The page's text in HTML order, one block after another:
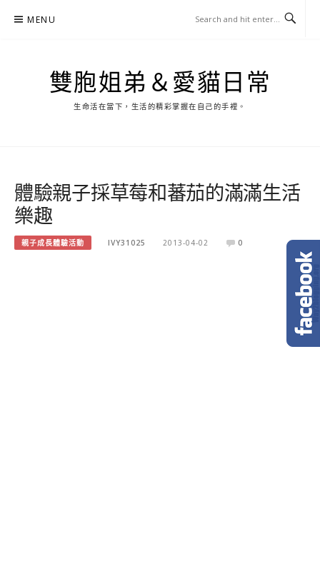
MENU
雙胞姐弟＆愛貓日常
生命活在當下，生活的精彩掌握在自己的手裡。
體驗親子採草莓和蕃茄的滿滿生活
樂趣
親子成長體驗活動 IVY31025 2013-04-02 0